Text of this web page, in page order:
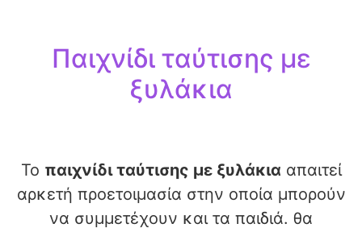
Παιχνίδι ταύτισης με
ξυλάκια
Το παιχνίδι ταύτισης με ξυλάκια απαιτεί
αρκετή προετοιμασία στην οποία μπορούν
να συμμετέχουν και τα παιδιά. θα